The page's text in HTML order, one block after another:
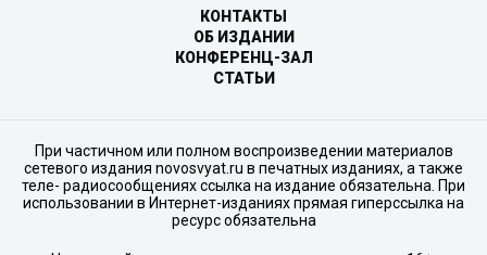
КОНТАКТЫ
ОБ ИЗДАНИИ
КОНФЕРЕНЦ-ЗАЛ
СТАТЬИ
При частичном или полном воспроизведении материалов
сетевого издания novosvyat.ru в печатных изданиях, а также
теле- радиосообщениях ссылка на издание обязательна. При
использовании в Интернет-изданиях прямая гиперссылка на
ресурс обязательна